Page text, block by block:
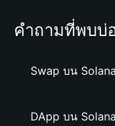
คำถามที่พบบ่
Swap บน
DApp บน Solana